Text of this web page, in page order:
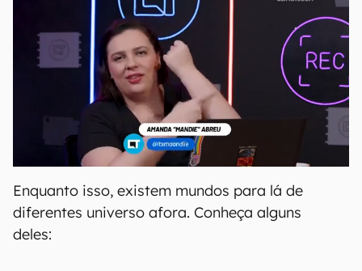
Enquanto isso, existem mundos para lá de
diferentes universo afora. Conheça alguns
deles: